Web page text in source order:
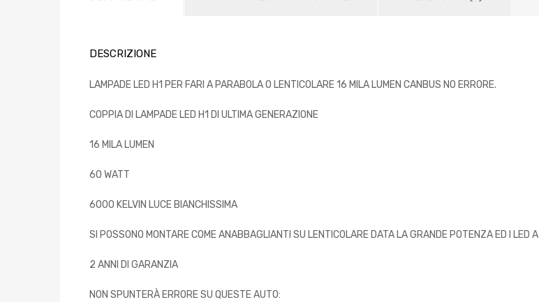
DESCRIZIONE
LAMPADE LED H1 PER FARI A PARABOLA O LENTICOLARE 16 MILA LUMEN CANBUS NO ERRORE.
COPPIA DI LAMPADE LED H1 DI ULTIMA GENERAZIONE
16 MILA LUMEN
60 WATT
6000 KELVIN LUCE BIANCHISSIMA
SI POSSONO MONTARE COME ANABBAGLIANTI SU LENTICOLARE DATA LA GRANDE POTENZA ED I LED
2 ANNI DI GARANZIA
NON SPUNTERÀ ERRORE SU QUESTE AUTO: